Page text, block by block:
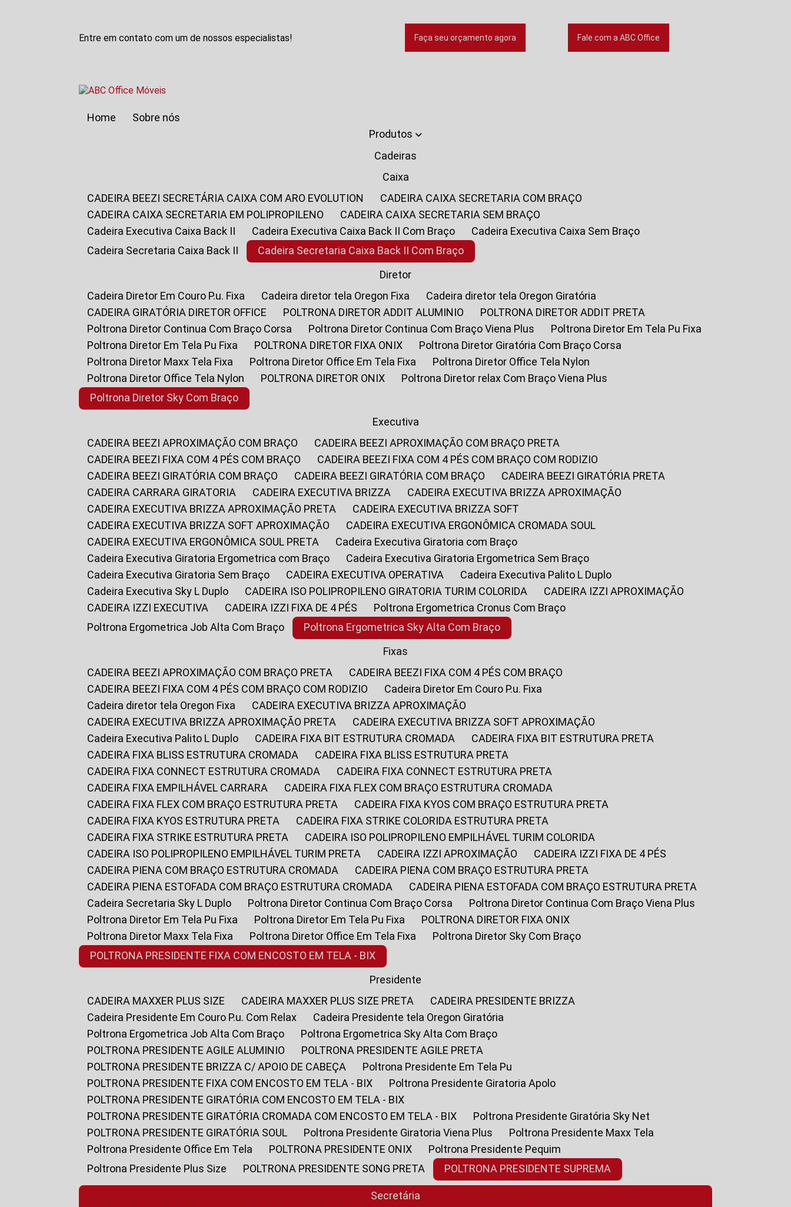
Entre em contato com um de nossos especialistas! Faça seu orçamento agora Fale com a ABC Office
Home
Sobre nós
Produtos
Cadeiras
Caixa
CADEIRA BEEZI SECRETÁRIA CAIXA COM ARO EVOLUTION
CADEIRA CAIXA SECRETARIA COM BRAÇO
CADEIRA CAIXA SECRETARIA EM POLIPROPILENO
CADEIRA CAIXA SECRETARIA SEM BRAÇO
Cadeira Executiva Caixa Back II
Cadeira Executiva Caixa Back II Com Braço
Cadeira Executiva Caixa Sem Braço
Cadeira Secretaria Caixa Back II
Cadeira Secretaria Caixa Back II Com Braço
Diretor
Cadeira Diretor Em Couro P.u. Fixa
Cadeira diretor tela Oregon Fixa
Cadeira diretor tela Oregon Giratória
CADEIRA GIRATÓRIA DIRETOR OFFICE
POLTRONA DIRETOR ADDIT ALUMINIO
POLTRONA DIRETOR ADDIT PRETA
Poltrona Diretor Continua Com Braço Corsa
Poltrona Diretor Continua Com Braço Viena Plus
Poltrona Diretor Em Tela Pu Fixa
Poltrona Diretor Em Tela Pu Fixa
POLTRONA DIRETOR FIXA ONIX
Poltrona Diretor Giratória Com Braço Corsa
Poltrona Diretor Maxx Tela Fixa
Poltrona Diretor Office Em Tela Fixa
Poltrona Diretor Office Tela Nylon
Poltrona Diretor Office Tela Nylon
POLTRONA DIRETOR ONIX
Poltrona Diretor relax Com Braço Viena Plus
Poltrona Diretor Sky Com Braço
Executiva
CADEIRA BEEZI APROXIMAÇÃO COM BRAÇO
CADEIRA BEEZI APROXIMAÇÃO COM BRAÇO PRETA
CADEIRA BEEZI FIXA COM 4 PÉS COM BRAÇO
CADEIRA BEEZI FIXA COM 4 PÉS COM BRAÇO COM RODIZIO
CADEIRA BEEZI GIRATÓRIA COM BRAÇO
CADEIRA BEEZI GIRATÓRIA COM BRAÇO
CADEIRA BEEZI GIRATÓRIA PRETA
CADEIRA CARRARA GIRATORIA
CADEIRA EXECUTIVA BRIZZA
CADEIRA EXECUTIVA BRIZZA APROXIMAÇÃO
CADEIRA EXECUTIVA BRIZZA APROXIMAÇÃO PRETA
CADEIRA EXECUTIVA BRIZZA SOFT
CADEIRA EXECUTIVA BRIZZA SOFT APROXIMAÇÃO
CADEIRA EXECUTIVA ERGONÔMICA CROMADA SOUL
CADEIRA EXECUTIVA ERGONÔMICA SOUL PRETA
Cadeira Executiva Giratoria com Braço
Cadeira Executiva Giratoria Ergometrica com Braço
Cadeira Executiva Giratoria Ergometrica Sem Braço
Cadeira Executiva Giratoria Sem Braço
CADEIRA EXECUTIVA OPERATIVA
Cadeira Executiva Palito L Duplo
Cadeira Executiva Sky L Duplo
CADEIRA ISO POLIPROPILENO GIRATORIA TURIM COLORIDA
CADEIRA IZZI APROXIMAÇÃO
CADEIRA IZZI EXECUTIVA
CADEIRA IZZI FIXA DE 4 PÉS
Poltrona Ergometrica Cronus Com Braço
Poltrona Ergometrica Job Alta Com Braço
Poltrona Ergometrica Sky Alta Com Braço
Fixas
CADEIRA BEEZI APROXIMAÇÃO COM BRAÇO PRETA
CADEIRA BEEZI FIXA COM 4 PÉS COM BRAÇO
CADEIRA BEEZI FIXA COM 4 PÉS COM BRAÇO COM RODIZIO
Cadeira Diretor Em Couro P.u. Fixa
Cadeira diretor tela Oregon Fixa
CADEIRA EXECUTIVA BRIZZA APROXIMAÇÃO
CADEIRA EXECUTIVA BRIZZA APROXIMAÇÃO PRETA
CADEIRA EXECUTIVA BRIZZA SOFT APROXIMAÇÃO
Cadeira Executiva Palito L Duplo
CADEIRA FIXA BIT ESTRUTURA CROMADA
CADEIRA FIXA BIT ESTRUTURA PRETA
CADEIRA FIXA BLISS ESTRUTURA CROMADA
CADEIRA FIXA BLISS ESTRUTURA PRETA
CADEIRA FIXA CONNECT ESTRUTURA CROMADA
CADEIRA FIXA CONNECT ESTRUTURA PRETA
CADEIRA FIXA EMPILHÁVEL CARRARA
CADEIRA FIXA FLEX COM BRAÇO ESTRUTURA CROMADA
CADEIRA FIXA FLEX COM BRAÇO ESTRUTURA PRETA
CADEIRA FIXA KYOS COM BRAÇO ESTRUTURA PRETA
CADEIRA FIXA KYOS ESTRUTURA PRETA
CADEIRA FIXA STRIKE COLORIDA ESTRUTURA PRETA
CADEIRA FIXA STRIKE ESTRUTURA PRETA
CADEIRA ISO POLIPROPILENO EMPILHÁVEL TURIM COLORIDA
CADEIRA ISO POLIPROPILENO EMPILHÁVEL TURIM PRETA
CADEIRA IZZI APROXIMAÇÃO
CADEIRA IZZI FIXA DE 4 PÉS
CADEIRA PIENA COM BRAÇO ESTRUTURA CROMADA
CADEIRA PIENA COM BRAÇO ESTRUTURA PRETA
CADEIRA PIENA ESTOFADA COM BRAÇO ESTRUTURA CROMADA
CADEIRA PIENA ESTOFADA COM BRAÇO ESTRUTURA PRETA
Cadeira Secretaria Sky L Duplo
Poltrona Diretor Continua Com Braço Corsa
Poltrona Diretor Continua Com Braço Viena Plus
Poltrona Diretor Em Tela Pu Fixa
Poltrona Diretor Em Tela Pu Fixa
POLTRONA DIRETOR FIXA ONIX
Poltrona Diretor Maxx Tela Fixa
Poltrona Diretor Office Em Tela Fixa
Poltrona Diretor Sky Com Braço
POLTRONA PRESIDENTE FIXA COM ENCOSTO EM TELA - BIX
Presidente
CADEIRA MAXXER PLUS SIZE
CADEIRA MAXXER PLUS SIZE PRETA
CADEIRA PRESIDENTE BRIZZA
Cadeira Presidente Em Couro P.u. Com Relax
Cadeira Presidente tela Oregon Giratória
Poltrona Ergometrica Job Alta Com Braço
Poltrona Ergometrica Sky Alta Com Braço
POLTRONA PRESIDENTE AGILE ALUMINIO
POLTRONA PRESIDENTE AGILE PRETA
POLTRONA PRESIDENTE BRIZZA C/ APOIO DE CABEÇA
Poltrona Presidente Em Tela Pu
POLTRONA PRESIDENTE FIXA COM ENCOSTO EM TELA - BIX
Poltrona Presidente Giratoria Apolo
POLTRONA PRESIDENTE GIRATÓRIA COM ENCOSTO EM TELA - BIX
POLTRONA PRESIDENTE GIRATÓRIA CROMADA COM ENCOSTO EM TELA - BIX
Poltrona Presidente Giratória Sky Net
POLTRONA PRESIDENTE GIRATÓRIA SOUL
Poltrona Presidente Giratoria Viena Plus
Poltrona Presidente Maxx Tela
Poltrona Presidente Office Em Tela
POLTRONA PRESIDENTE ONIX
Poltrona Presidente Pequim
Poltrona Presidente Plus Size
POLTRONA PRESIDENTE SONG PRETA POLTRONA PRESIDENTE SUPREMA
Secretária